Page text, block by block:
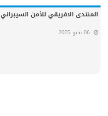
المنتدى الافريقي للأمن السيبراني
06 مايو 2025